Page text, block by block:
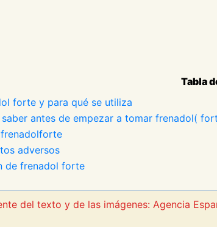
Tabla
forte y para qué se utiliza
saber antes de empezar a tomar frenadol(
adversos
de frenadol forte
del texto y de las imágenes: Agencia